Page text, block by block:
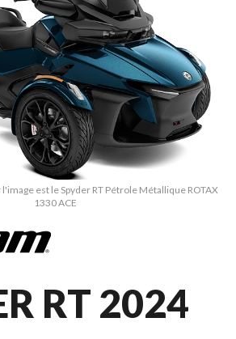
est le Spyder RT Pétrole Métallique ROTAX
1330 ACE
RT 2024